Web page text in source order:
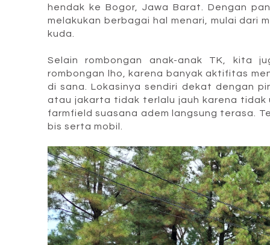
hendak ke Bogor, Jawa Barat. Dengan
melakukan berbagai hal menari, mulai dari
kuda.
Selain rombongan anak-anak TK, kita
rombongan lho, karena banyak aktifitas
di sana. Lokasinya sendiri dekat dengan
atau jakarta tidak terlalu jauh karena tidak
farmfield suasana adem langsung terasa.
bis serta mobil.